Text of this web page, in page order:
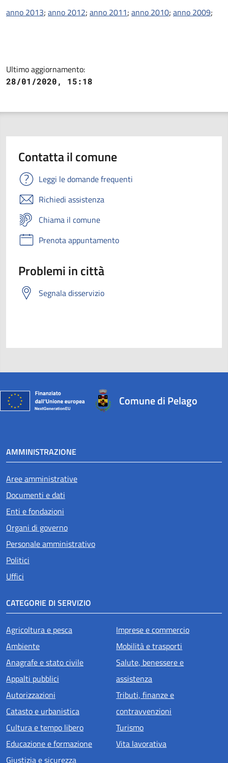
Descrizione
anno 2013; anno 2012; anno 2011; anno 2010; anno 2009;
Ultimo aggiornamento:
28/01/2020, 15:18
Contatta il comune
Leggi le domande frequenti
Richiedi assistenza
Chiama il comune
Prenota appuntamento
Problemi in città
Segnala disservizio
Comune di Pelago
AMMINISTRAZIONE
Aree amministrative
Documenti e dati
Enti e fondazioni
Organi di governo
Personale amministrativo
Politici
Uffici
CATEGORIE DI SERVIZIO
Agricoltura e pesca
Ambiente
Anagrafe e stato civile
Appalti pubblici
Autorizzazioni
Catasto e urbanistica
Cultura e tempo libero
Educazione e formazione
Giustizia e sicurezza
Imprese e commercio
Mobilità e trasporti
Salute, benessere e
assistenza
Tributi, finanze e
contravvenzioni
Turismo
Vita lavorativa